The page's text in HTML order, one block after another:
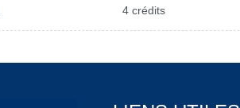
4 crédits